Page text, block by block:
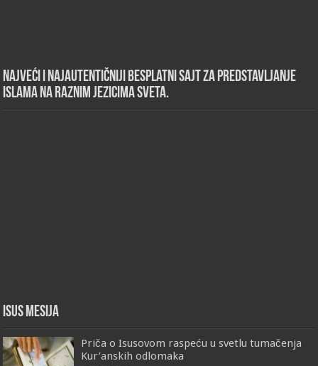
Najveći i najautentičniji besplatni sajt za predstavljanje
islama na raznim jezicima sveta.
Isus Mesija
Priča o Isusovom raspeću u svetlu tumačenja
Kur’anskih odlomaka